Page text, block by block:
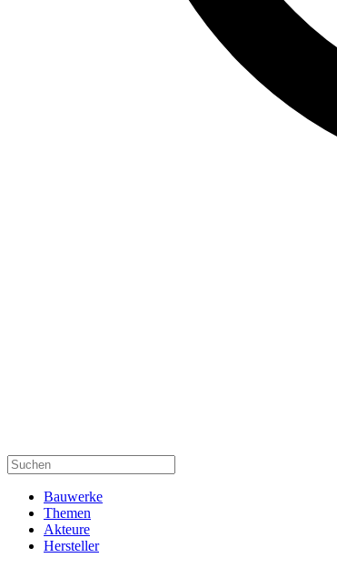
Bauwerke
Themen
Akteure
Hersteller